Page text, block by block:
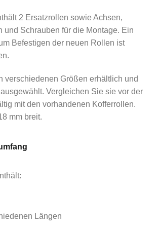
2 Ersatzrollen sowie Achsen,
und Schrauben für die Montage. Ein
Befestigen der neuen Rollen ist
verschiedenen Größen erhältlich und
Vergleichen Sie sie vor der
mit den vorhandenen Kofferrollen.
mm breit.
Längen